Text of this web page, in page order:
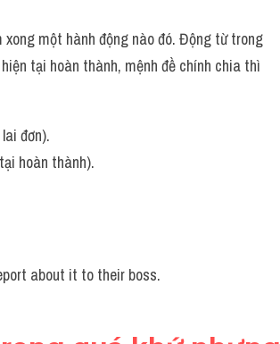
một hành động nào đó. Động từ trong
tại hoàn thành, mệnh đề chính chia thì
đơn).
hoàn thành).
about it to their boss.